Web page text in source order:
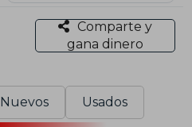
Comparte y
gana dinero
Nuevos Usados